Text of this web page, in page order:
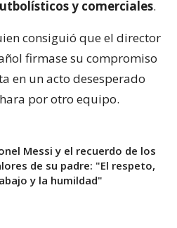
y comerciales.
consiguió que el director
firmase su compromiso
en un acto desesperado
por otro equipo.
Messi y el recuerdo de los
de su padre: "El respeto,
y la humildad"